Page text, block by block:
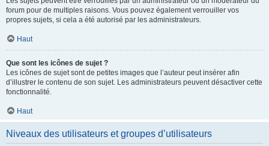
forum pour de multiples raisons. Vous pouvez également verrouiller vos
propres sujets, si cela a été autorisé par les administrateurs.
Haut
Que sont les icônes de sujet ?
Les icônes de sujet sont de petites images que l’auteur peut insérer afin
d’illustrer le contenu de son sujet. Les administrateurs peuvent désactiver cette
fonctionnalité.
Haut
Niveaux des utilisateurs et groupes d’utilisateurs